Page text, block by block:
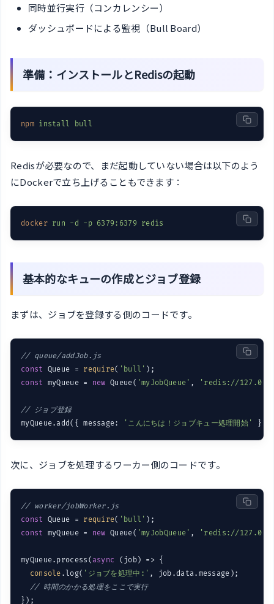
同時並行実行（コンカレンシー）
ダッシュボードによる監視（Bull Board）
準備：インストールとRedisの起動
npm install bull
Redisが必要なので、まだ起動していない場合は以下のよう
にDockerで立ち上げることもできます：
docker run -d -p 6379:6379 redis
基本的なキューの作成とジョブ登録
まずは、ジョブを登録する側のコードです。
// queue/addJob.js
const Queue = require( 'bull'
const myQueue = new Queue( 'myJobQueue' , 'redis://
// ジョブ登録
myQueue.add({ message:
'こんにちは！ジョブキュー処理開始'
次に、ジョブを処理するワーカー側のコードです。
// worker/jobWorker.js
const Queue = require( 'bull'
const myQueue = new Queue( 'myJobQueue' , 'redis://
myQueue.process( async (job) => {
console .log( 'ジョブを処理中:' , job.data.message);
// 時間のかかる処理をここで実行